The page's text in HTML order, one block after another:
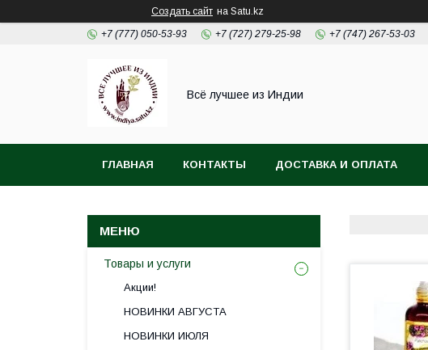
Создать сайт на Satu.kz
+7 (777) 050-53-93 +7 (727) 279-25-98 +7 (747) 267-53-03
Всё лучшее из Индии
ГЛАВНАЯ КОНТАКТЫ ДОСТАВКА И ОПЛАТА
Товары и услуги
Акции!
НОВИНКИ АВГУСТА
НОВИНКИ ИЮЛЯ